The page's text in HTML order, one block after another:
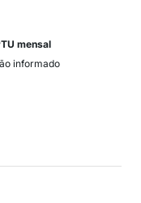
mensal
informado